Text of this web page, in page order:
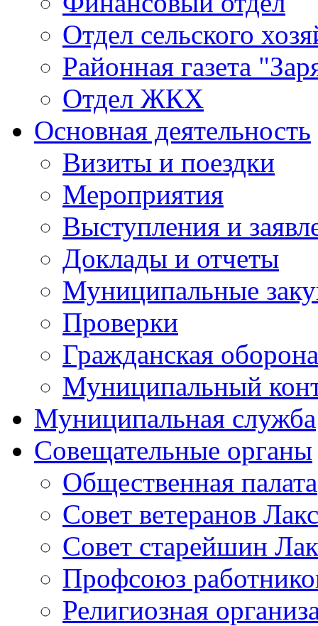
Отдел сельского
Районная газета
Отдел ЖКХ
Основная деятельность
Визиты и поездки
Мероприятия
Выступления и
Доклады и отчеты
Муниципальные
Проверки
Гражданская
Муниципальный
Муниципальная служба
Совещательные органы
Общественная палата
Совет ветеранов
Совет старейшин
Профсоюз
Религиозная